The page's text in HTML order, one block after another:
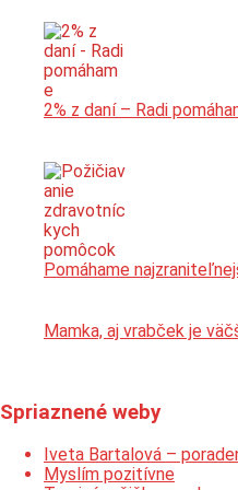
2% z daní – Radi
Pomáhame
Mamka, aj vrabček je
Spriaznené weby
Iveta Bartalová –
Myslím pozitívne